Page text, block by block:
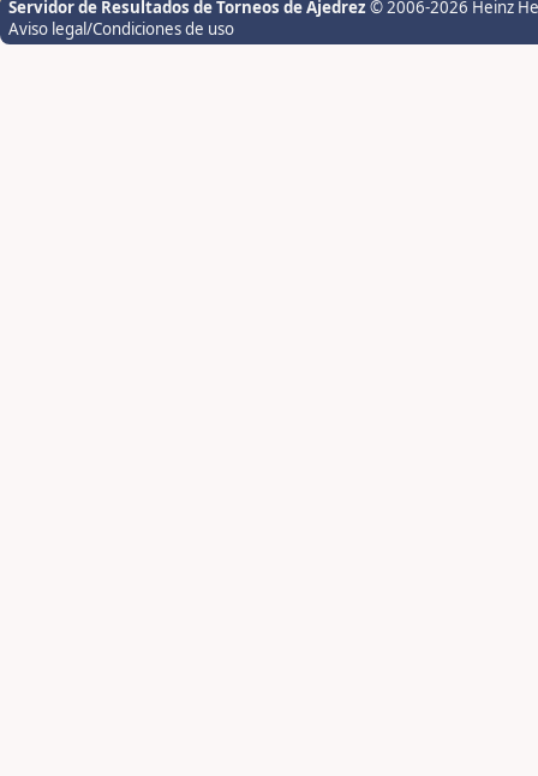
Servidor de Resultados de Torneos de Ajedrez © 2006-2026 Heinz
Aviso legal/Condiciones de uso